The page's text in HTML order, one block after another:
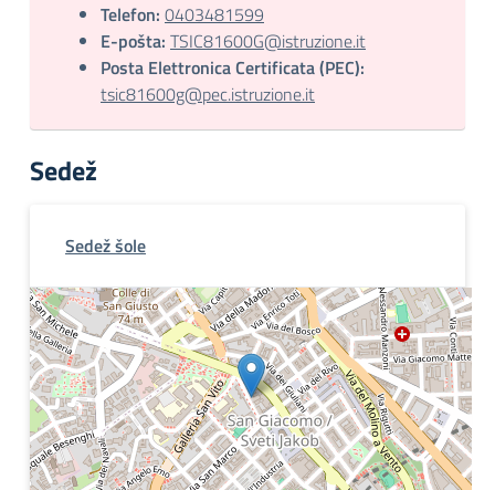
Telefon: 0403481599
E-pošta: TSIC81600G@istruzione.it
Posta Elettronica Certificata (PEC):
tsic81600g@pec.istruzione.it
Sedež
Sedež šole